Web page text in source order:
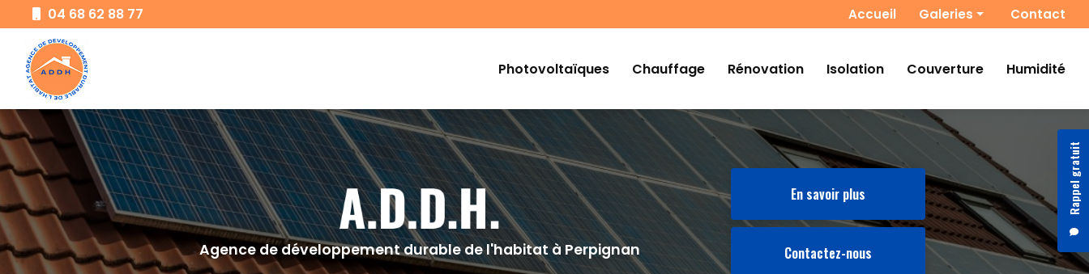
au
contenu
principal
04 68 62 88 77
Rappel gratuit
Accueil
Galeries
Chauffage
Isolation
Humidité
Contact
Photovoltaïques
Chauffage Rénovation Isolation Couverture Humidité
Agence de développement durable de l'habitat à Perpignan
En savoir plus
Contactez-nous